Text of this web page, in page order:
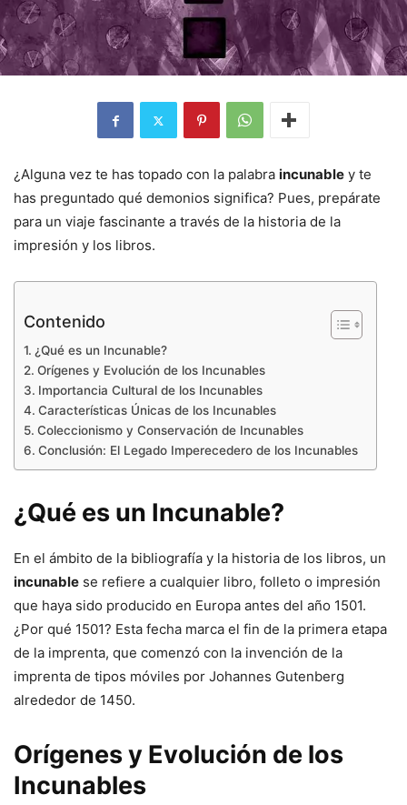
¿Alguna vez te has topado con la palabra incunable y te
has preguntado qué demonios significa? Pues, prepárate
para un viaje fascinante a través de la historia de la
impresión y los libros.
Contenido
¿Qué es un Incunable?
Orígenes y Evolución de los Incunables
Importancia Cultural de los Incunables
Características Únicas de los Incunables
Coleccionismo y Conservación de Incunables
Conclusión: El Legado Imperecedero de los Incunables
¿Qué es un Incunable?
En el ámbito de la bibliografía y la historia de los libros, un
incunable se refiere a cualquier libro, folleto o impresión
que haya sido producido en Europa antes del año 1501.
¿Por qué 1501? Esta fecha marca el fin de la primera etapa
de la imprenta, que comenzó con la invención de la
imprenta de tipos móviles por Johannes Gutenberg
alrededor de 1450.
Orígenes y Evolución de los
Incunables